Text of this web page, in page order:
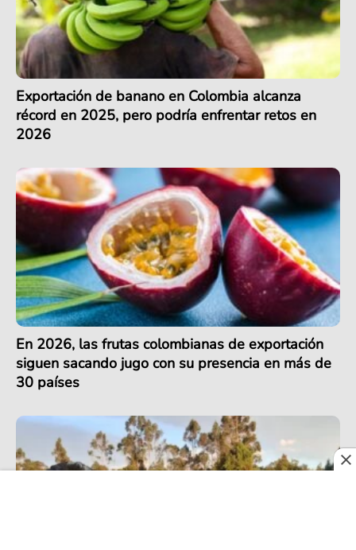
Exportación de banano en Colombia alcanza
récord en 2025, pero podría enfrentar retos en
2026
En 2026, las frutas colombianas de exportación
siguen sacando jugo con su presencia en más de
30 países